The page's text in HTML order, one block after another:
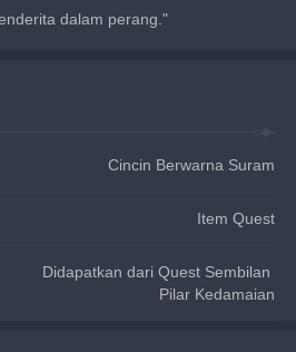
dalam perang."
Cincin Berwarna Suram
Item Quest
Didapatkan dari Quest Sembilan
Pilar Kedamaian